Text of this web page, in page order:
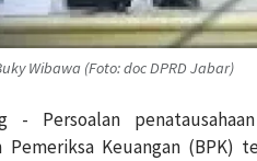
Wibawa (Foto: doc DPRD Jabar)
- Persoalan
Pemeriksa Keuangan (BPK)